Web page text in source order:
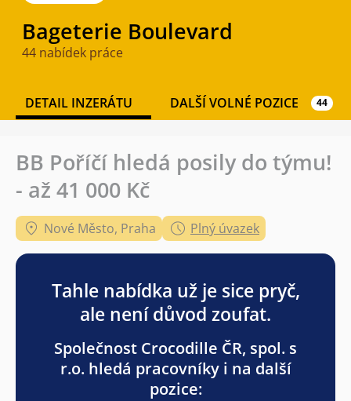
Bageterie Boulevard
44 nabídek práce
DETAIL INZERÁTU DALŠÍ VOLNÉ POZICE 44
BB Poříčí hledá posily do týmu!
- až 41 000 Kč
Nové Město, Praha Plný úvazek
Tahle nabídka už je sice pryč,
ale není důvod zoufat.
Společnost Crocodille ČR, spol. s
r.o. hledá pracovníky i na další
pozice: